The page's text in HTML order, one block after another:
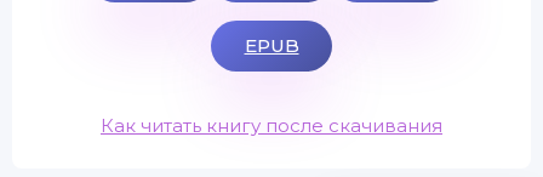
EPUB
Как читать книгу после скачивания